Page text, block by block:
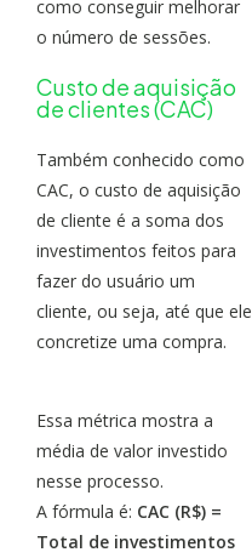
como conseguir melhorar
o número de sessões.
Custo de aquisição
de clientes (CAC)
Também conhecido como
CAC, o custo de aquisição
de cliente é a soma dos
investimentos feitos para
fazer do usuário um
cliente, ou seja, até que ele
concretize uma compra.
Essa métrica mostra a
média de valor investido
nesse processo.
A fórmula é: CAC (R$) =
Total de investimentos